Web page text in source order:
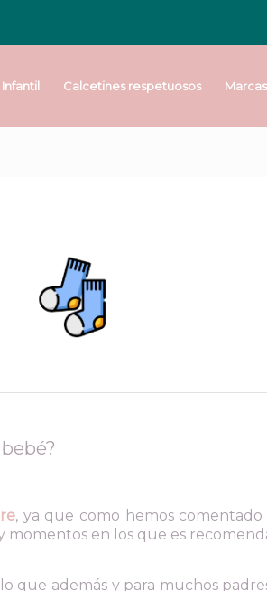
Calcetines respetuosos Marcas
, ya que como hemos comentado
momentos en los que es
que además y para muchos